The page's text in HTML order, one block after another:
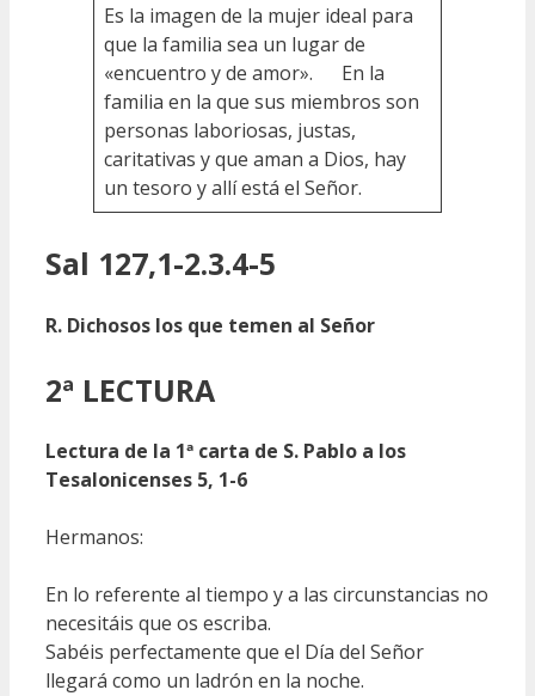
Es la imagen de la mujer ideal para
que la familia sea un lugar de
«encuentro y de amor». En la
familia en la que sus miembros son
personas laboriosas, justas,
caritativas y que aman a Dios, hay
un tesoro y allí está el Señor.
Sal 127,1-2.3.4-5
R. Dichosos los que temen al Señor
2ª LECTURA
Lectura de la 1ª carta de S. Pablo a los
Tesalonicenses 5, 1-6
Hermanos:
En lo referente al tiempo y a las circunstancias no
necesitáis que os escriba.
Sabéis perfectamente que el Día del Señor
llegará como un ladrón en la noche.